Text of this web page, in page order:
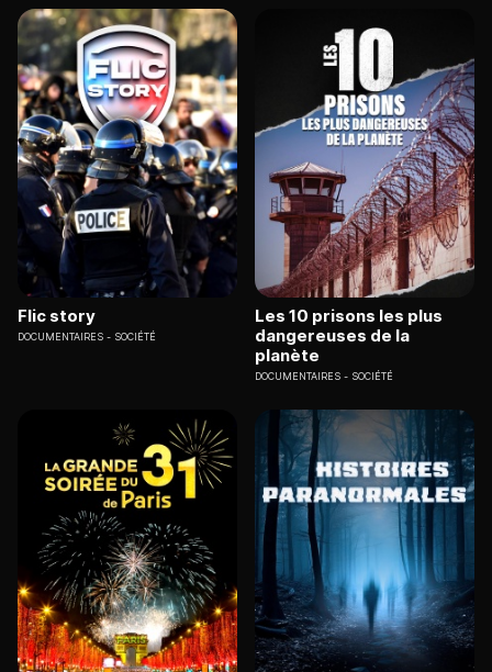
Flic story
DOCUMENTAIRES SOCIÉTÉ
Les 10 prisons les plus
dangereuses de la
planète
DOCUMENTAIRES SOCIÉTÉ